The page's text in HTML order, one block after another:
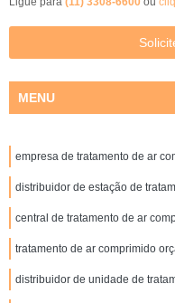
MENU
empresa de tratamento de ar
distribuidor de estação de
central de tratamento de ar
tratamento de ar comprimido
distribuidor de unidade de